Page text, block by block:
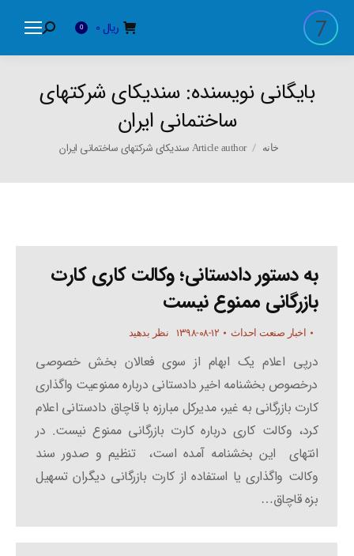
ریال 0
Search:
بایگانی نویسنده:سندیکای شرکتهای
ساختمانی ایران
You are here:
خانه Article author سندیکای شرکتهای ساختمانی ایران
به دستور دادستانی؛ وکالت کاری کارت
بازرگانی ممنوع نیست
اخبار صنعت احداث ۱۳۹۸-۰۸-۱۲ نظر بدهید
درپی اعلام یک ابهام از سوی فعالان بخش خصوصی
درخصوص بخشنامه اخیر دادستانی درباره ممنوعیت واگذاری
کارت بازرگانی به غیر، مدیرکل مبارزه با قاچاق دادستانی اعلام
کرد، وکالت کاری درباره کارت بازرگانی ممنوع نیست. در
انتهای این بخشنامه آمده است، تنظیم و صدور سند
وکالت واگذاری یا استفاده از کارت بازرگانی دیگران تسهیل
بزه قاچاق…